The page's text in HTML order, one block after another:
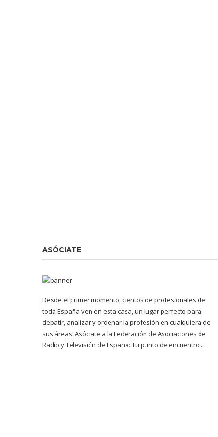
ASÓCIATE
Desde el primer momento, cientos de profesionales de
toda España ven en esta casa, un lugar perfecto para
debatir, analizar y ordenar la profesión en cualquiera de
sus áreas. Asóciate a la Federación de Asociaciones de
Radio y Televisión de España: Tu punto de encuentro...